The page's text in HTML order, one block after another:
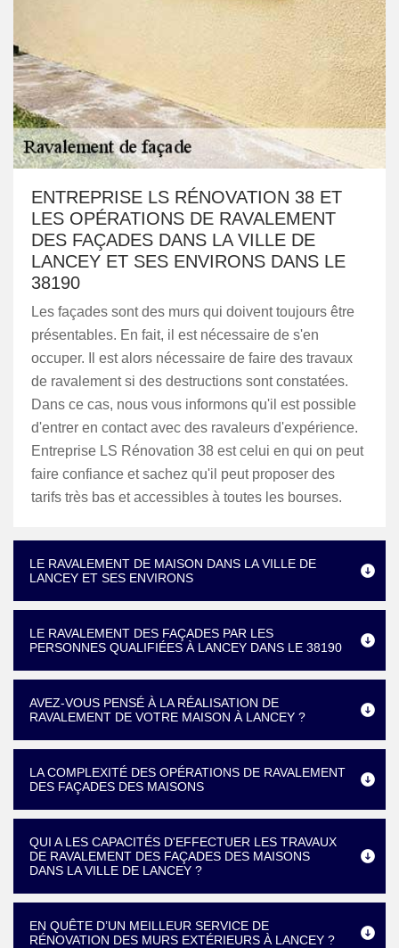
ENTREPRISE LS RÉNOVATION 38 ET
LES OPÉRATIONS DE RAVALEMENT
DES FAÇADES DANS LA VILLE DE
LANCEY ET SES ENVIRONS DANS LE
38190
Les façades sont des murs qui doivent toujours être
présentables. En fait, il est nécessaire de s'en
occuper. Il est alors nécessaire de faire des travaux
de ravalement si des destructions sont constatées.
Dans ce cas, nous vous informons qu'il est possible
d'entrer en contact avec des ravaleurs d'expérience.
Entreprise LS Rénovation 38 est celui en qui on peut
faire confiance et sachez qu'il peut proposer des
tarifs très bas et accessibles à toutes les bourses.
LE RAVALEMENT DE MAISON DANS LA VILLE DE
LANCEY ET SES ENVIRONS
LE RAVALEMENT DES FAÇADES PAR LES
PERSONNES QUALIFIÉES À LANCEY DANS LE 38190
AVEZ-VOUS PENSÉ À LA RÉALISATION DE
RAVALEMENT DE VOTRE MAISON À LANCEY ?
LA COMPLEXITÉ DES OPÉRATIONS DE RAVALEMENT
DES FAÇADES DES MAISONS
QUI A LES CAPACITÉS D'EFFECTUER LES TRAVAUX
DE RAVALEMENT DES FAÇADES DES MAISONS
DANS LA VILLE DE LANCEY ?
EN QUÊTE D’UN MEILLEUR SERVICE DE
RÉNOVATION DES MURS EXTÉRIEURS À LANCEY ?